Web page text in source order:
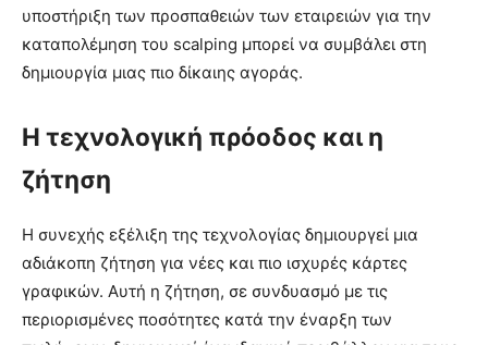
υποστήριξη των προσπαθειών των εταιρειών για την
καταπολέμηση του scalping μπορεί να συμβάλει στη
δημιουργία μιας πιο δίκαιης αγοράς.
Η τεχνολογική πρόοδος και η
ζήτηση
Η συνεχής εξέλιξη της τεχνολογίας δημιουργεί μια
αδιάκοπη ζήτηση για νέες και πιο ισχυρές κάρτες
γραφικών. Αυτή η ζήτηση, σε συνδυασμό με τις
περιορισμένες ποσότητες κατά την έναρξη των